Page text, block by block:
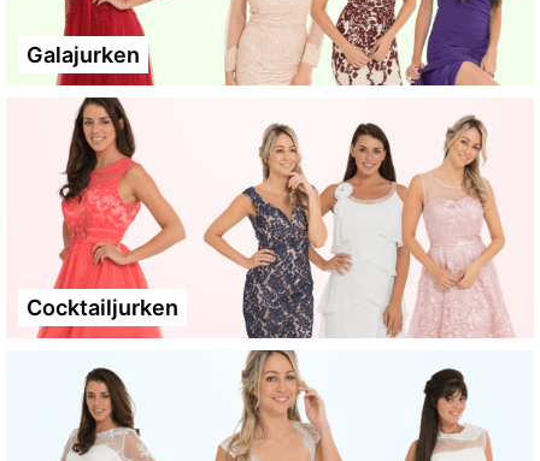
Galajurken
Cocktailjurken